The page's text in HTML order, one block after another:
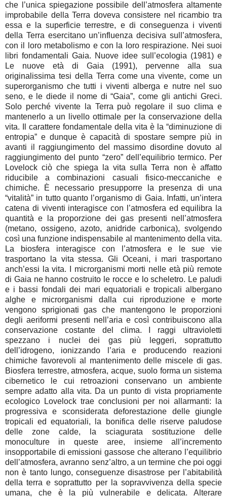
che l’unica spiegazione possibile dell’atmosfera altamente
improbabile della Terra doveva consistere nel ricambio tra
essa e la superficie terrestre, e di conseguenza i viventi
della Terra esercitano un’influenza decisiva sull’atmosfera,
con il loro metabolismo e con la loro respirazione. Nei suoi
libri fondamentali Gaia. Nuove idee sull’ecologia (1981) e
Le nuove età di Gaia (1991), pervenne alla sua
originalissima tesi della Terra come una vivente, come un
superorganismo che tutti i viventi alberga e nutre nel suo
seno, e le diede il nome di “Gaia”, come gli antichi Greci.
Solo perché vivente la Terra può regolare il suo clima e
mantenerlo a un livello ottimale per la conservazione della
vita. Il carattere fondamentale della vita è la “diminuzione di
entropia” e dunque è capacità di spostare sempre più in
avanti il raggiungimento del massimo disordine dovuto al
raggiungimento del punto “zero” dell’equilibrio termico. Per
Lovelock ciò che spiega la vita sulla Terra non è affatto
riducibile a combinazioni casuali fisico-meccaniche e
chimiche. È necessario presupporre la presenza di una
“vitalità” in tutto quanto l’organismo di Gaia. Infatti, un’intera
catena di viventi interagisce con l’atmosfera ed equilibra la
quantità e la proporzione dei gas presenti nell’atmosfera
(metano, ossigeno, azoto, anidride carbonica), svolgendo
così una funzione indispensabile al mantenimento della vita.
La biosfera interagisce con l’atmosfera e le sue vie
trasportano la vita stessa. Gli Oceani, i mari trasportano
anch’essi la vita. I microrganismi morti nelle età più remote
di Gaia ne hanno costruito le rocce e lo scheletro. Le paludi
e i bassi fondali dei mari equatoriali e tropicali albergano
alghe e microrganismi dalla cui riproduzione e morte
vengono sprigionati gas che mantengono le proporzioni
degli aeriformi presenti nell’aria e così contribuiscono alla
conservazione costante del clima. I raggi ultravioletti
spezzano i nuclei dei gas più leggeri, soprattutto
dell’idrogeno, ionizzando l’aria e producendo reazioni
chimiche favorevoli al mantenimento delle miscele di gas.
Biosfera terrestre, atmosfera, acque, suolo forma un sistema
cibernetico le cui retroazioni conservano un ambiente
sempre adatto alla vita. Da un punto di vista propriamente
ecologico Lovelock trae conclusioni per noi allarmanti: la
progressiva e sconsiderata deforestazione delle giungle
tropicali ed equatoriali, la bonifica delle riserve paludose
delle zone calde, la sciagurata sostituzione delle
monoculture in queste aree, insieme all’incremento
insopportabile di emissioni gassose che alterano l’equilibrio
dell’atmosfera, avranno senz’altro, a un termine che poi oggi
non è tanto lungo, conseguenze disastrose per l’abitabilità
della terra e soprattutto per la sopravvivenza della specie
umana, che è la più vulnerabile e delicata. Alterare